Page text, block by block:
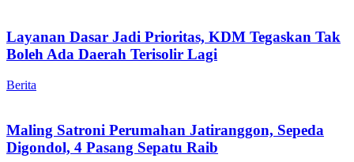
Layanan Dasar Jadi Prioritas, KDM Tegaskan Tak
Boleh Ada Daerah Terisolir Lagi
Berita
Maling Satroni Perumahan Jatiranggon, Sepeda
Digondol, 4 Pasang Sepatu Raib